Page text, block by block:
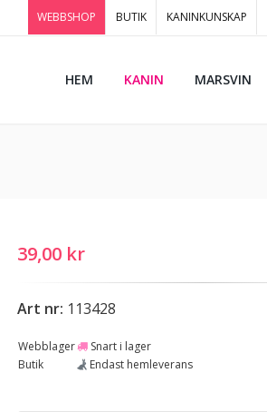
WEBBSHOP BUTIK KANINKUNSKAP
HEM KANIN MARSVIN
39,00 kr
Art nr: 113428
Webblager
Snart i lager
Butik
Endast hemleverans